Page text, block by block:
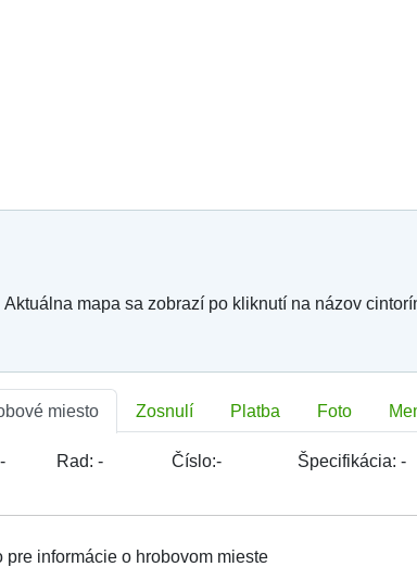
Aktuálna mapa sa zobrazí po kliknutí na názov
miesto Zosnulí Platba Foto
- Rad:- Číslo:- Špecifikácia:-
pre informácie o hrobovom mieste